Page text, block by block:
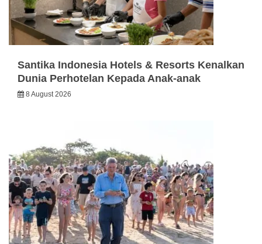
Santika Indonesia Hotels & Resorts Kenalkan
Dunia Perhotelan Kepada Anak-anak
8 August 2026